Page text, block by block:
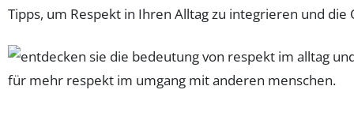
Tipps, um Respekt in Ihren Alltag zu integrieren und